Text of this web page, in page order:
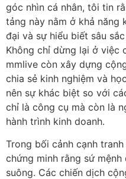
góc nhìn cá nhân, tôi tin
tảng này nằm ở khả năng
đại và sự hiểu biết sâu
Không chỉ dừng lại ở việc
mmlive còn xây dựng
chia sẻ kinh nghiệm và
nên sự khác biệt so với
chỉ là công cụ mà còn là
hành trình kinh doanh.
Trong bối cảnh cạnh
chứng minh rằng sứ
suông. Các chiến dịch